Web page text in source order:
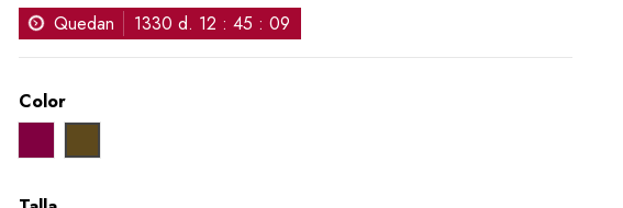
Quedan 1330 d. 12 :45 :08
Color